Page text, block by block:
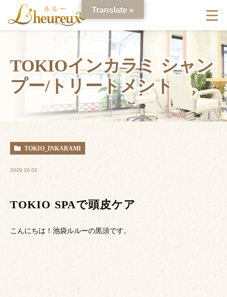
TOKIOインカラミ シャン
プー/トリートメント
TOKIO_INKARAMI
2020.10.02
TOKIO SPAで頭皮ケア
こんにちは！池袋ルルーの黒須です。
Translate »